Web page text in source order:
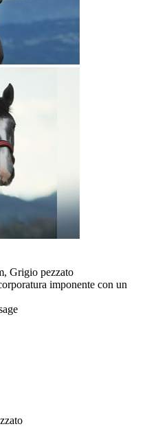
Grigio pezzato
imponente con un